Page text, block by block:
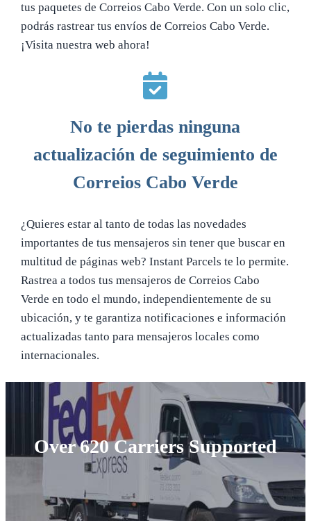
tus paquetes de Correios Cabo Verde. Con un solo clic,
podrás rastrear tus envíos de Correios Cabo Verde.
¡Visita nuestra web ahora!
No te pierdas ninguna
actualización de seguimiento de
Correios Cabo Verde
¿Quieres estar al tanto de todas las novedades
importantes de tus mensajeros sin tener que buscar en
multitud de páginas web? Instant Parcels te lo permite.
Rastrea a todos tus mensajeros de Correios Cabo
Verde en todo el mundo, independientemente de su
ubicación, y te garantiza notificaciones e información
actualizadas tanto para mensajeros locales como
internacionales.
Over 620 Carriers Supported